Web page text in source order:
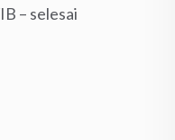
– selesai